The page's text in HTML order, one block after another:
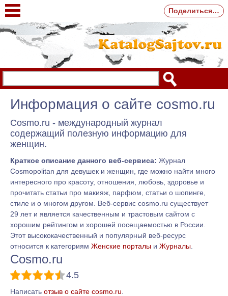
Информация о сайте cosmo.ru
Cosmo.ru - международный журнал
содержащий полезную информацию для
женщин.
Краткое описание данного веб-сервиса: Журнал
Cosmopolitan для девушек и женщин, где можно найти много
интересного про красоту, отношения, любовь, здоровье и
прочитать статьи про макияж, парфюм, статьи о шопинге,
стиле и о многом другом. Веб-сервис cosmo.ru существует
29 лет и является качественным и трастовым сайтом с
хорошим рейтингом и хорошей посещаемостью в России.
Этот высококачественный и популярный веб-ресурс
относится к категориям Женские порталы и Журналы
Cosmo.ru
4.5
Написать отзыв о сайте cosmo.ru
Поделиться…